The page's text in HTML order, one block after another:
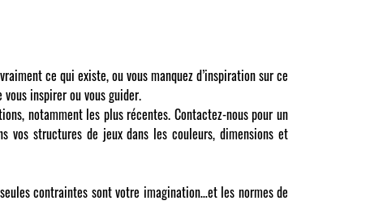
ce qui existe, ou vous manquez d’inspiration sur ce
inspirer ou vous guider.
notamment les plus récentes. Contactez-nous pour un
vos structures de jeux dans les couleurs, dimensions et
contraintes sont votre imagination…et les normes de